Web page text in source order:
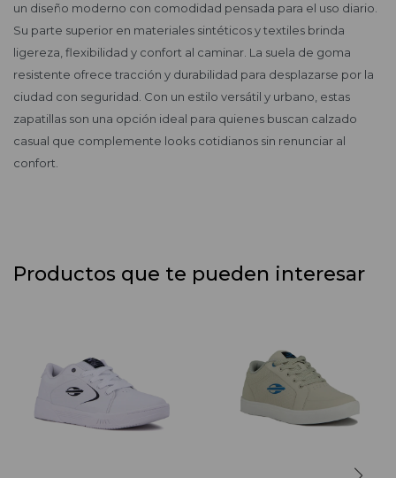
un diseño moderno con comodidad pensada para el uso diario.
Su parte superior en materiales sintéticos y textiles brinda
ligereza, flexibilidad y confort al caminar. La suela de goma
resistente ofrece tracción y durabilidad para desplazarse por la
ciudad con seguridad. Con un estilo versátil y urbano, estas
zapatillas son una opción ideal para quienes buscan calzado
casual que complemente looks cotidianos sin renunciar al
confort.
Productos que te pueden interesar